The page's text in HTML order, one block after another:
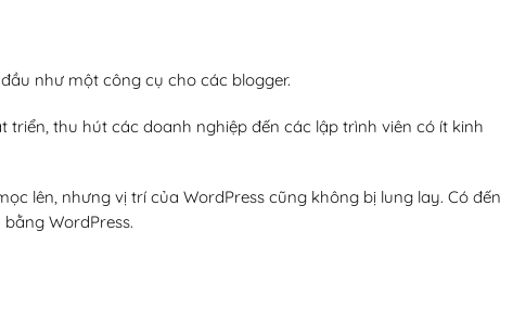
như một công cụ cho các blogger.
thu hút các doanh nghiệp đến các lập trình viên có ít kinh
lên, nhưng vị trí của WordPress cũng không bị lung lay. Có đến
WordPress.